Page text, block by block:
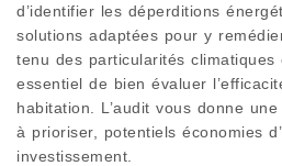
d’identifier les déperditions
solutions adaptées pour y
tenu des particularités
essentiel de bien évaluer
habitation. L’audit vous donne
à prioriser, potentiels économies
investissement.